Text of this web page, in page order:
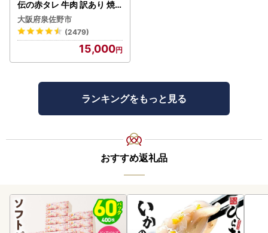
伝の赤タレ 牛肉 訳あり 焼
肉 BBQ
大阪府泉佐野市
(2479)
15,000
ランキングをもっと見る
おすすめ返礼品